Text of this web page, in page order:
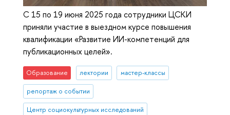
С 15 по 19 июня 2025 года сотрудники ЦСКИ
приняли участие в выездном курсе повышения
квалификации «Развитие ИИ-компетенций для
публикационных целей».
Образование лектории мастер-классы
репортаж о событии
Центр социокультурных исследований